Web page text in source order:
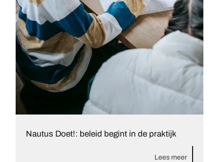
Nautus Doet!: beleid begint in de praktijk
Lees meer